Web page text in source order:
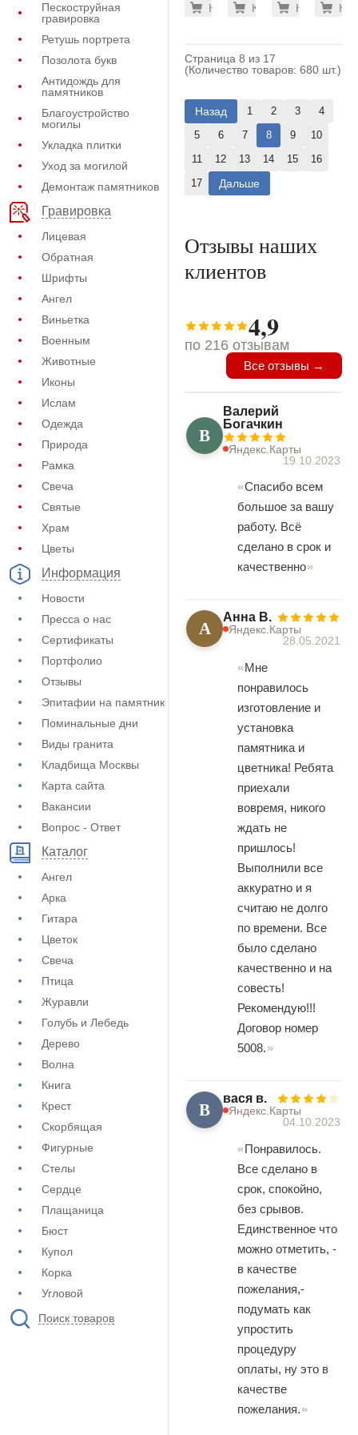
Пескоструйная
гравировка
Ретушь портрета
Позолота букв
Антидождь для
памятников
Благоустройство
могилы
Укладка плитки
Уход за могилой
Демонтаж памятников
Гравировка
Лицевая
Обратная
Шрифты
Ангел
Виньетка
Военным
Животные
Иконы
Ислам
Одежда
Природа
Рамка
Свеча
Святые
Храм
Цветы
Информация
Новости
Пресса о нас
Сертификаты
Портфолио
Отзывы
Эпитафии на памятник
Поминальные дни
Виды гранита
Кладбища Москвы
Карта сайта
Вакансии
Вопрос - Ответ
Каталог
Ангел
Арка
Гитара
Цветок
Свеча
Птица
Журавли
Голубь и Лебедь
Дерево
Волна
Книга
Крест
Скорбящая
Фигурные
Стелы
Сердце
Плащаница
Бюст
Купол
Корка
Угловой
Поиск товаров
411)
-7% 33.800
Купить586)
-7%
Купить796)
-
Купить765)
Страница 8 из 17
(Количество товаров: 680 шт.)
Назад 1 2 3
4
5
6 7 8 9
10
11
12 13 14 15
16
17
Дальше
Отзывы наших
клиентов
4,9
по 216 отзывам
Все отзывы →
В
Валерий
Богачкин
Яндекс.Карты
19.10.2023
Спасибо всем
большое за вашу
работу. Всё
сделано в срок и
качественно
А Анна В.
Яндекс.Карты
28.05.2021
Мне
понравилось
изготовление и
установка
памятника и
цветника! Ребята
приехали
вовремя, никого
ждать не
пришлось!
Выполнили все
аккуратно и я
считаю не долго
по времени. Все
было сделано
качественно и на
совесть!
Рекомендую!!!
Договор номер
5008.
В вася в.
Яндекс.Карты
04.10.2023
Понравилось.
Все сделано в
срок, спокойно,
без срывов.
Единственное что
можно отметить, -
в качестве
пожелания,-
подумать как
упростить
процедуру
оплаты, ну это в
качестве
пожелания.